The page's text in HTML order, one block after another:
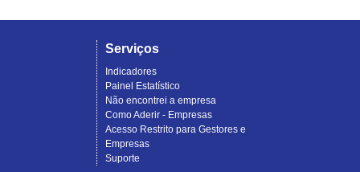
Serviços
Indicadores
Painel Estatístico
Não encontrei a empresa
Como Aderir - Empresas
Acesso Restrito para Gestores e
Empresas
Suporte